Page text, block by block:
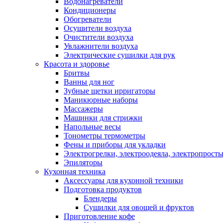
Кондиционеры
Обогреватели
Осушители воздуха
Очистители воздуха
Увлажнители воздуха
Электрические сушилки для рук
Красота и здоровье
Бритвы
Ванны для ног
Зубные щетки ирригаторы
Маникюрные наборы
Массажеры
Машинки для стрижки
Напольные весы
Тонометры термометры
Фены и приборы для укладки
Электрогрелки, электроодеяла,
Эпиляторы
Кухонная техника
Аксессуары для кухонной техники
Подготовка продуктов
Блендеры
Сушилки для овощей и фруктов
Приготовление кофе